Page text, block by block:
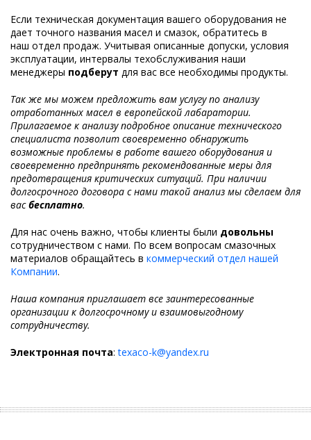
Если техническая документация вашего оборудования не
дает точного названия масел и смазок, обратитесь в
наш отдел продаж. Учитывая описанные допуски, условия
эксплуатации, интервалы техобслуживания наши
менеджеры подберут для вас все необходимы продукты.
Так же мы можем предложить вам услугу по анализу
отработанных масел в европейской лабаратории.
Прилагаемое к анализу подробное описание технического
специалиста позволит своевременно обнаружить
возможные проблемы в работе вашего оборудования и
своевременно предпринять рекомендованные меры для
предотвращения критических ситуаций. При наличии
долгосрочного договора с нами такой анализ мы сделаем для
васбесплатно.
Для нас очень важно, чтобы клиенты были довольны
сотрудничеством с нами. По всем вопросам смазочных
материалов обращайтесь в коммерческий отдел нашей
Компании.
Наша компания приглашает все заинтересованные
организации к долгосрочному и взаимовыгодному
сотрудничеству.
Электронная почта:texaco-k@yandex.ru